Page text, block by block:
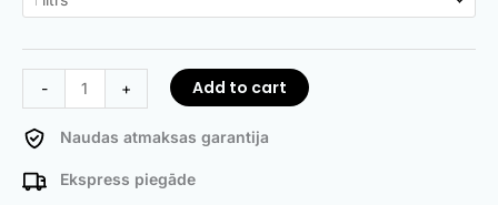
- + Add to cart
Naudas atmaksas garantija
Ekspress piegāde